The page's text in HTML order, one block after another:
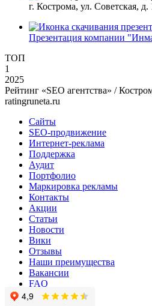
г. Кострома, ул. Советская, д.
Презентация компании
ТОП
1
2025
Рейтинг «SEO агентства» /
ratingruneta.ru
Сайты
SEO-продвижение
Интернет-реклама
Поддержка
Аудит
Портфолио
Маркировка рекламы
Контакты
Акции
Статьи
Новости
Вики
Отзывы
Наши преимущества
Вакансии
FAQ